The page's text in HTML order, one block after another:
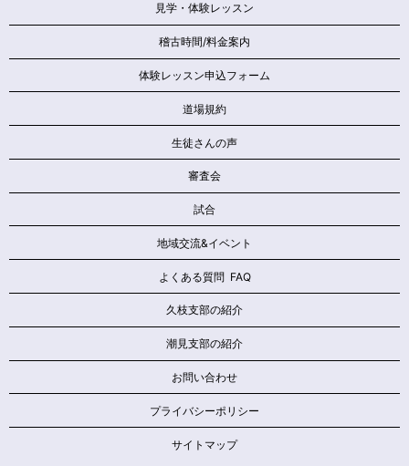
見学・体験レッスン
稽古時間/料金案内
体験レッスン申込フォーム
道場規約
生徒さんの声
審査会
試合
地域交流&イベント
よくある質問 FAQ
久枝支部の紹介
潮見支部の紹介
お問い合わせ
プライバシーポリシー
サイトマップ